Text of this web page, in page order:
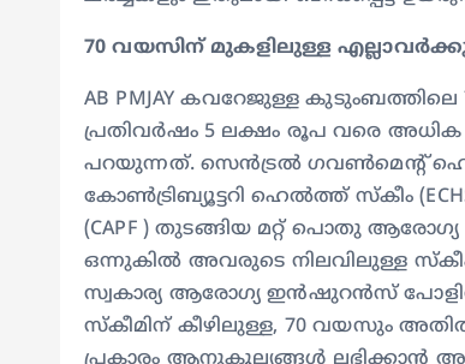
70 വയസിന് മുകളിലുള്ള
AB PMJAY കവറേജുള്ള
പ്രതിവര്‍ഷം 5 ലക്ഷം രൂപ വരെ അധിക
പറയുന്നത്. സെന്‍ട്രല്‍ ഗവണ്‍മെന്റ്
കോണ്‍ട്രിബ്യൂട്ടറി ഹെല്‍ത്ത് സ്‌കീം
(CAPF ) തുടങ്ങിയ മറ്റ് പൊതു
ഒന്നുകില്‍ അവരുടെ നിലവിലുള്ള സ്‌കീം
സ്വകാര്യ ആരോഗ്യ ഇന്‍ഷുറന്‍സ്
സ്‌കീമിന് കീഴിലുള്ള, 70 വയസും
പ്രകാരം ആനുകൂല്യങ്ങള്‍ ലഭിക്കാന്‍